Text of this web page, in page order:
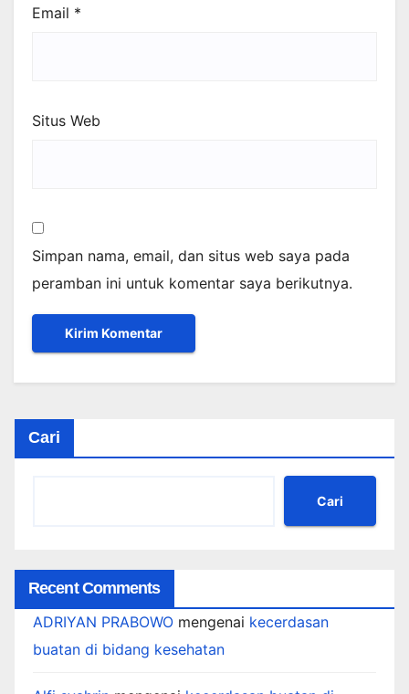
Email *
Situs Web
Simpan nama, email, dan situs web saya pada
peramban ini untuk komentar saya berikutnya.
Cari
Cari
Recent Comments
ADRIYAN PRABOWO mengenai kecerdasan
buatan di bidang kesehatan